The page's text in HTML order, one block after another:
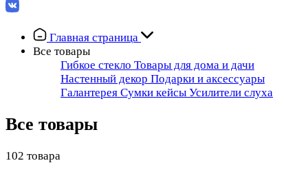
Главная страница
Все товары
Гибкое стекло Товары для дома и дачи
Настенный декор Подарки и аксессуары
Галантерея Сумки кейсы Усилители слуха
Все товары
102 товара